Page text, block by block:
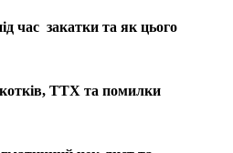
час закатки та як цього
ТТХ та помилки